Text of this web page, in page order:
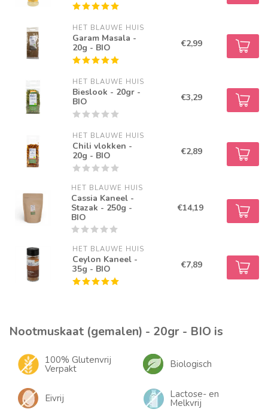
HET BLAUWE HUIS
Garam Masala -
20g - BIO
€2,99
HET BLAUWE HUIS
Bieslook - 20gr -
BIO
€3,29
HET BLAUWE HUIS
Chili vlokken -
20g - BIO
€2,89
HET BLAUWE HUIS
Cassia Kaneel -
Stazak - 250g -
BIO
€14,19
HET BLAUWE HUIS
Ceylon Kaneel -
35g - BIO
€7,89
Nootmuskaat (gemalen) - 20gr - BIO is
100% Glutenvrij
Verpakt Biologisch
Eivrij Lactose- en
Melkvrij